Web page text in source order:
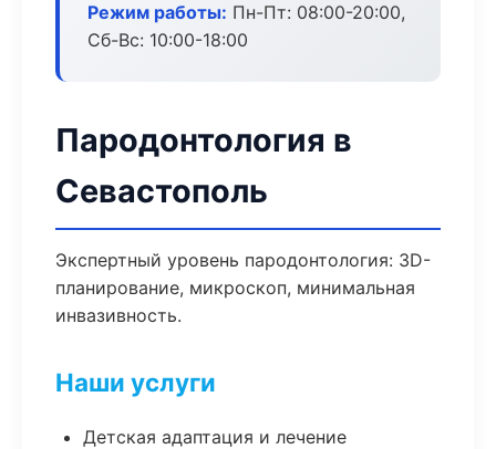
Режим работы: Пн-Пт: 08:00-20:00,
Сб-Вс: 10:00-18:00
Пародонтология в
Севастополь
Экспертный уровень пародонтология: 3D-
планирование, микроскоп, минимальная
инвазивность.
Наши услуги
Детская адаптация и лечение